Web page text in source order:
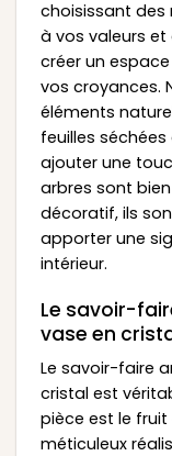
choisissant des
à vos valeurs
créer un
vos croyances.
éléments
feuilles
ajouter une
arbres sont
décoratif, ils
apporter une
intérieur.
Le savoir-
vase en
Le savoir-faire
cristal est
pièce est le fruit
méticuleux